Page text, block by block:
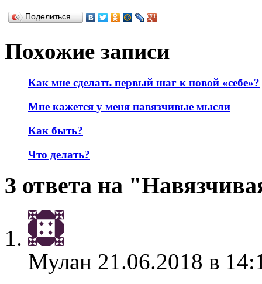
Поделиться…
Похожие записи
Как мне сделать первый шаг к новой «себе»?
Мне кажется у меня навязчивые мысли
Как быть?
Что делать?
3 ответа на
Мулан 21.06.2018 в